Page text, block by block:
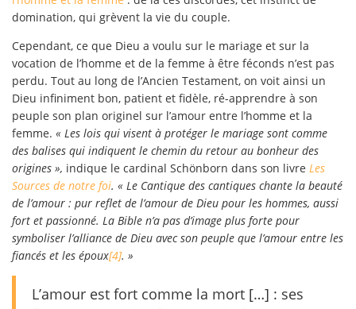
domination, qui grèvent la vie du couple.
Cependant, ce que Dieu a voulu sur le mariage et sur la
vocation de l’homme et de la femme à être féconds n’est pas
perdu. Tout au long de l’Ancien Testament, on voit ainsi un
Dieu infiniment bon, patient et fidèle, ré-apprendre à son
peuple son plan originel sur l’amour entre l’homme et la
femme. « Les lois qui visent à protéger le mariage sont comme
des balises qui indiquent le chemin du retour au bonheur des
origines », indique le cardinal Schönborn dans son livre Les
Sources de notre foi. « Le Cantique des cantiques chante la beauté
de l’amour : pur reflet de l’amour de Dieu pour les hommes, aussi
fort et passionné. La Bible n’a pas d’image plus forte pour
symboliser l’alliance de Dieu avec son peuple que l’amour entre les
fiancés et les époux[4]. »
L’amour est fort comme la mort […] : ses